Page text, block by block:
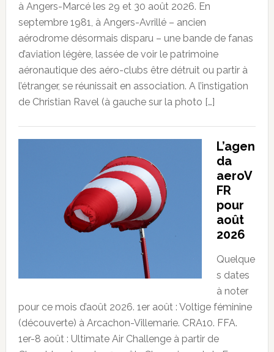
à Angers-Marcé les 29 et 30 août 2026. En
septembre 1981, à Angers-Avrillé – ancien
aérodrome désormais disparu – une bande de fanas
d’aviation légère, lassée de voir le patrimoine
aéronautique des aéro-clubs être détruit ou partir à
l’étranger, se réunissait en association. A l’instigation
de Christian Ravel (à gauche sur la photo […]
L’agen
da
aeroV
FR
pour
août
2026
Quelque
s dates
à noter
pour ce mois d’août 2026. 1er août : Voltige féminine
(découverte) à Arcachon-Villemarie. CRA10. FFA.
1er-8 août : Ultimate Air Challenge à partir de